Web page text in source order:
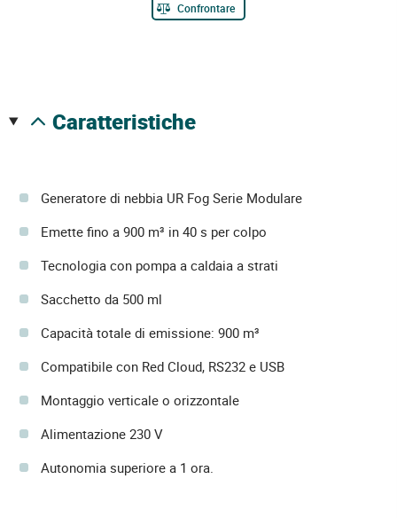
Confrontare
caratteristiche
Generatore di nebbia UR Fog Serie Modulare
Emette fino a 900 m³ in 40 s per colpo
Tecnologia con pompa a caldaia a strati
Sacchetto da 500 ml
Capacità totale di emissione: 900 m³
Compatibile con Red Cloud, RS232 e USB
Montaggio verticale o orizzontale
Alimentazione 230 V
Autonomia superiore a 1 ora.